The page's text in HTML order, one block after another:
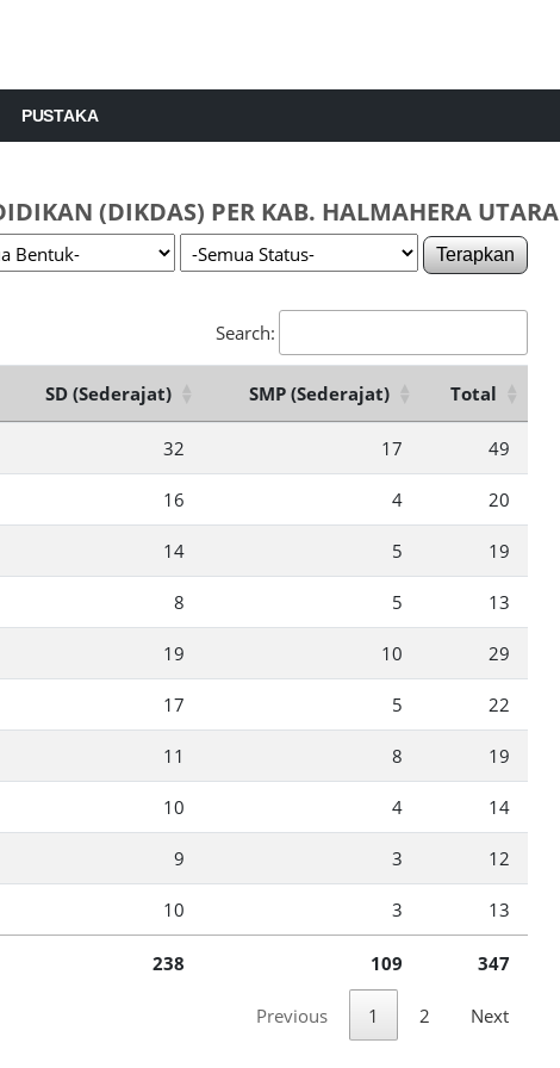
PUSTAKA
(DIKDAS) PER KAB. HALMAHERA UTARA
Terapkan
Search:
SD (Sederajat) SMP (Sederajat) Total
32 17 49
16 4 20
14 5 19
8 5 13
19 10 29
17 5 22
11 8 19
10 4 14
9 3 12
10 3 13
238 109 347
Previous 1 2 Next